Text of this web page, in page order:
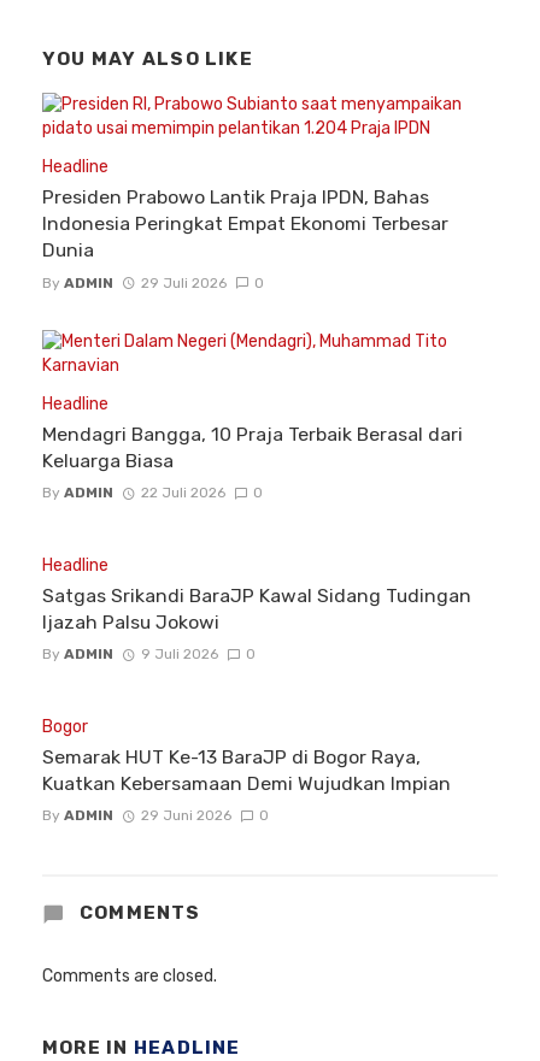
YOU MAY ALSO LIKE
Headline
Presiden Prabowo Lantik Praja IPDN, Bahas
Indonesia Peringkat Empat Ekonomi Terbesar
Dunia
By ADMIN 29 Juli 2026 0
Headline
Mendagri Bangga, 10 Praja Terbaik Berasal dari
Keluarga Biasa
By ADMIN 22 Juli 2026 0
Headline
Satgas Srikandi BaraJP Kawal Sidang Tudingan
Ijazah Palsu Jokowi
By ADMIN 9 Juli 2026 0
Bogor
Semarak HUT Ke-13 BaraJP di Bogor Raya,
Kuatkan Kebersamaan Demi Wujudkan Impian
By ADMIN 29 Juni 2026 0
COMMENTS
Comments are closed.
MORE IN HEADLINE